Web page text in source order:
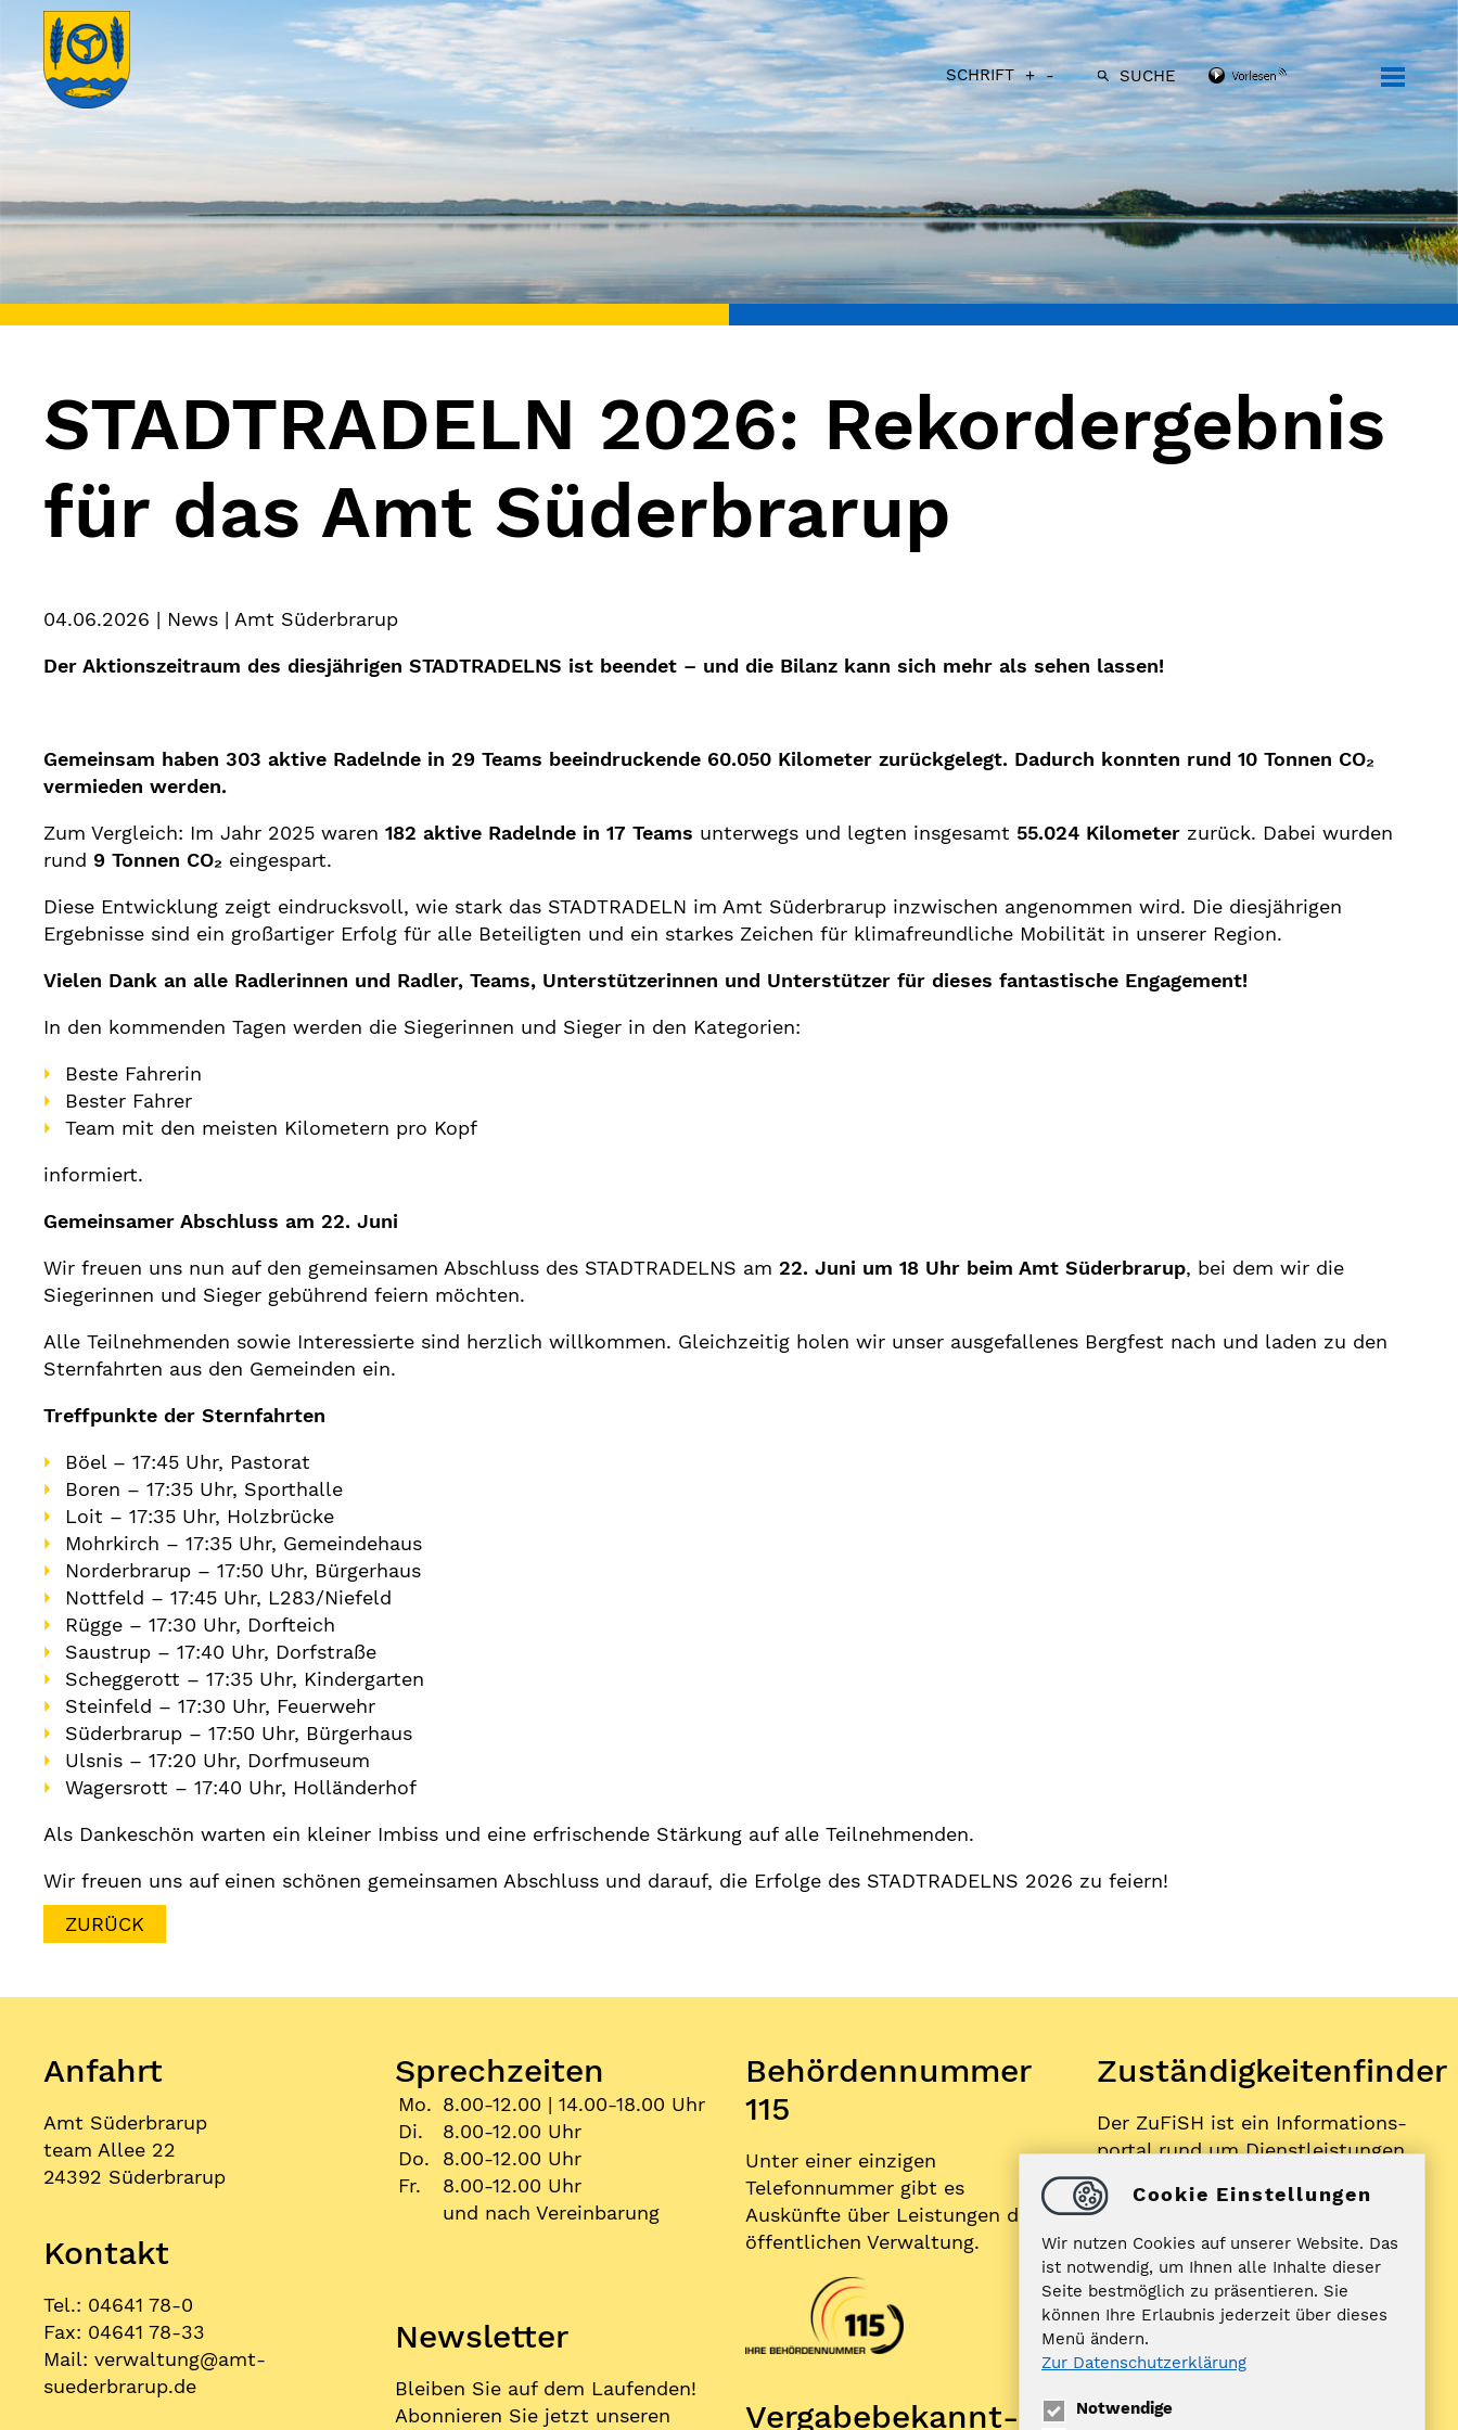
SCHRIFT+ - SUCHE
STADTRADELN 2026: Rekordergebnis
für das Amt Süderbrarup
04.06.2026 | News | Amt Süderbrarup
Der Aktionszeitraum des diesjährigen STADTRADELNS ist beendet – und die Bilanz kann sich mehr als sehen lassen!
Gemeinsam haben 303 aktive Radelnde in 29 Teams beeindruckende 60.050 Kilometer zurückgelegt. Dadurch konnten rund 10 Tonnen CO₂
vermieden werden.
Zum Vergleich: Im Jahr 2025 waren 182 aktive Radelnde in 17 Teams unterwegs und legten insgesamt 55.024 Kilometer zurück. Dabei wurden
rund 9 Tonnen CO₂ eingespart.
Diese Entwicklung zeigt eindrucksvoll, wie stark das STADTRADELN im Amt Süderbrarup inzwischen angenommen wird. Die diesjährigen
Ergebnisse sind ein großartiger Erfolg für alle Beteiligten und ein starkes Zeichen für klimafreundliche Mobilität in unserer Region.
Vielen Dank an alle Radlerinnen und Radler, Teams, Unterstützerinnen und Unterstützer für dieses fantastische Engagement!
In den kommenden Tagen werden die Siegerinnen und Sieger in den Kategorien:
Beste Fahrerin
Bester Fahrer
Team mit den meisten Kilometern pro Kopf
informiert.
Gemeinsamer Abschluss am 22. Juni
Wir freuen uns nun auf den gemeinsamen Abschluss des STADTRADELNS am 22. Juni um 18 Uhr beim Amt Süderbrarup, bei dem wir die
Siegerinnen und Sieger gebührend feiern möchten.
Alle Teilnehmenden sowie Interessierte sind herzlich willkommen. Gleichzeitig holen wir unser ausgefallenes Bergfest nach und laden zu den
Sternfahrten aus den Gemeinden ein.
Treffpunkte der Sternfahrten
Böel – 17:45 Uhr, Pastorat
Boren – 17:35 Uhr, Sporthalle
Loit – 17:35 Uhr, Holzbrücke
Mohrkirch – 17:35 Uhr, Gemeindehaus
Norderbrarup – 17:50 Uhr, Bürgerhaus
Nottfeld – 17:45 Uhr, L283/Niefeld
Rügge – 17:30 Uhr, Dorfteich
Saustrup – 17:40 Uhr, Dorfstraße
Scheggerott – 17:35 Uhr, Kindergarten
Steinfeld – 17:30 Uhr, Feuerwehr
Süderbrarup – 17:50 Uhr, Bürgerhaus
Ulsnis – 17:20 Uhr, Dorfmuseum
Wagersrott – 17:40 Uhr, Holländerhof
Als Dankeschön warten ein kleiner Imbiss und eine erfrischende Stärkung auf alle Teilnehmenden.
Wir freuen uns auf einen schönen gemeinsamen Abschluss und darauf, die Erfolge des STADTRADELNS 2026 zu feiern!
ZURÜCK
Anfahrt
Amt Süderbrarup
team Allee 22
24392 Süderbrarup
Kontakt
Tel.: 04641 78-0
Fax: 04641 78-33
Mail: verwaltung@amt-
suederbrarup.de
Sprechzeiten
Mo. 8.00-12.00 | 14.00-18.00 Uhr
Di.
8.00-12.00 Uhr
Do.
8.00-12.00 Uhr
Fr.
8.00-12.00 Uhr
und nach Vereinbarung
Newsletter
Bleiben Sie auf dem Laufenden!
Abonnieren Sie jetzt unseren
Behördennummer
115
Unter einer einzigen
Telefonnummer gibt es
Auskünfte über Leistungen der
öffentlichen Verwaltung.
Vergabe­bekannt­
Zuständigkeitenfinder
Der ZuFiSH ist ein Informations­
portal rund um Dienstleistungen,
die die öffentliche Hand in
Schleswig-Holstein Ihnen als
ZUFISH
Bankverbindung
Cookie Einstellungen
Wir nutzen Cookies auf unserer Website. Das
ist notwendig, um Ihnen alle Inhalte dieser
Seite bestmöglich zu präsentieren. Sie
können Ihre Erlaubnis jederzeit über dieses
Menü ändern.
Zur Datenschutzerklärung
Notwendige